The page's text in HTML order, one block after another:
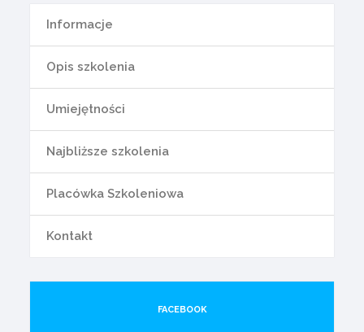
Informacje
Opis szkolenia
Umiejętności
Najbliższe szkolenia
Placówka Szkoleniowa
Kontakt
FACEBOOK